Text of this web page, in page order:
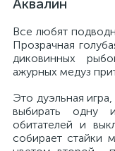
Аквалин
Все любят
Прозрачная
диковинных
ажурных медуз
Это дуэльная
выбирать одну
обитателей и
собирает стайки